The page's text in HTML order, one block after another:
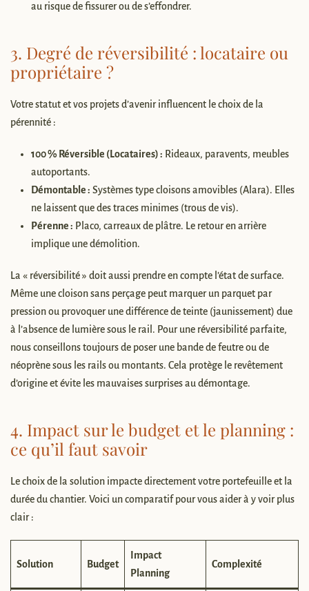
au risque de fissurer ou de s’effondrer.
3. Degré de réversibilité : locataire ou
propriétaire ?
Votre statut et vos projets d’avenir influencent le choix de la
pérennité :
100 % Réversible (Locataires) : Rideaux, paravents, meubles
autoportants.
Démontable : Systèmes type cloisons amovibles (Alara). Elles
ne laissent que des traces minimes (trous de vis).
Pérenne : Placo, carreaux de plâtre. Le retour en arrière
implique une démolition.
La « réversibilité » doit aussi prendre en compte l’état de surface.
Même une cloison sans perçage peut marquer un parquet par
pression ou provoquer une différence de teinte (jaunissement) due
à l’absence de lumière sous le rail. Pour une réversibilité parfaite,
nous conseillons toujours de poser une bande de feutre ou de
néoprène sous les rails ou montants. Cela protège le revêtement
d’origine et évite les mauvaises surprises au démontage.
4. Impact sur le budget et le planning :
ce qu’il faut savoir
Le choix de la solution impacte directement votre portefeuille et la
durée du chantier. Voici un comparatif pour vous aider à y voir plus
clair :
Solution Budget
Impact
Planning
Complexité